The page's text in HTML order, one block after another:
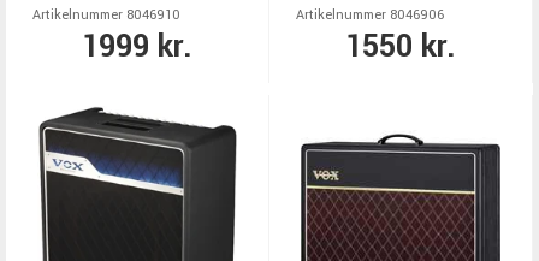
Artikelnummer 8046910
1999 kr.
Artikelnummer 8046906
1550 kr.